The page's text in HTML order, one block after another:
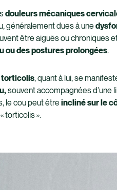
douleurs mécaniques
généralement dues à une
être aiguës ou chroniques
ou des postures prolongées.
torticolis, quant à lui, se
souvent accompagnées d’une
le cou peut êtreincliné sur le
torticolis ».